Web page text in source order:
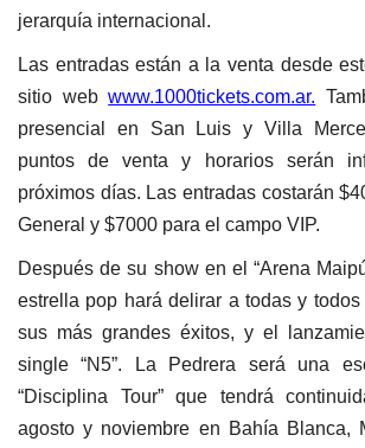
jerarquía internacional.
Las entradas están a la venta desde
sitio webwww.1000tickets.com.ar.
presencial en San Luis y Villa
puntos de venta y horarios serán
próximos días. Las entradas costarán
General y $7000 para el campo VIP.
Después de su show en el “Arena
estrella pop hará delirar a todas y
sus más grandes éxitos, y el
single “N5”. La Pedrera será una
“Disciplina Tour” que tendrá
agosto y noviembre en Bahía Blanca,